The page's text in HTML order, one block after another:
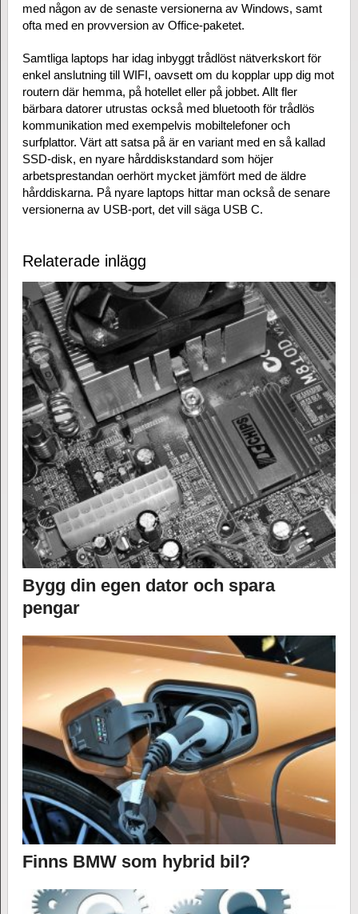
med någon av de senaste versionerna av Windows, samt
ofta med en provversion av Office-paketet.
Samtliga laptops har idag inbyggt trådlöst nätverkskort för
enkel anslutning till WIFI, oavsett om du kopplar upp dig mot
routern där hemma, på hotellet eller på jobbet. Allt fler
bärbara datorer utrustas också med bluetooth för trådlös
kommunikation med exempelvis mobiltelefoner och
surfplattor. Värt att satsa på är en variant med en så kallad
SSD-disk, en nyare hårddiskstandard som höjer
arbetsprestandan oerhört mycket jämfört med de äldre
hårddiskarna. På nyare laptops hittar man också de senare
versionerna av USB-port, det vill säga USB C.
Relaterade inlägg
Bygg din egen dator och spara
pengar
Finns BMW som hybrid bil?